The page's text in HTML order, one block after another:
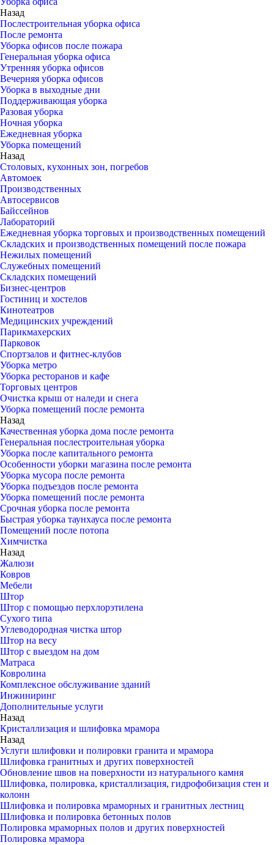
Назад
Послестроительная уборка офиса
После ремонта
Уборка офисов после пожара
Генеральная уборка офиса
Утренняя уборка офисов
Вечерняя уборка офисов
Уборка в выходные дни
Поддерживающая уборка
Разовая уборка
Ночная уборка
Ежедневная уборка
Уборка помещений
Назад
Столовых, кухонных зон, погребов
Автомоек
Производственных
Автосервисов
Байссейнов
Лабораторий
Ежедневная уборка торговых и производственных помещений
Складских и производственных помещений после пожара
Нежилых помещений
Служебных помещений
Складских помещений
Бизнес-центров
Гостиниц и хостелов
Кинотеатров
Медицинских учреждений
Парикмахерских
Парковок
Спортзалов и фитнес-клубов
Уборка метро
Уборка ресторанов и кафе
Торговых центров
Очистка крыш от наледи и снега
Уборка помещений после ремонта
Назад
Качественная уборка дома после ремонта
Генеральная послестроительная уборка
Уборка после капитального ремонта
Особенности уборки магазина после ремонта
Уборка мусора после ремонта
Уборка подъездов после ремонта
Уборка помещений после ремонта
Срочная уборка после ремонта
Быстрая уборка таунхауса после ремонта
Помещений после потопа
Химчистка
Назад
Жалюзи
Ковров
Мебели
Штор
Штор с помощью перхлорэтилена
Сухого типа
Углеводородная чистка штор
Штор на весу
Штор с выездом на дом
Матраса
Ковролина
Комплексное обслуживание зданий
Инжиниринг
Дополнительные услуги
Назад
Кристаллизация и шлифовка мрамора
Назад
Услуги шлифовки и полировки гранита и мрамора
Шлифовка гранитных и других поверхностей
Обновление швов на поверхности из натурального камня
Шлифовка, полировка, кристаллизация, гидрофобизация стен и
колонн
Шлифовка и полировка мраморных и гранитных лестниц
Шлифовка и полировка бетонных полов
Полировка мраморных полов и других поверхностей
Полировка мрамора